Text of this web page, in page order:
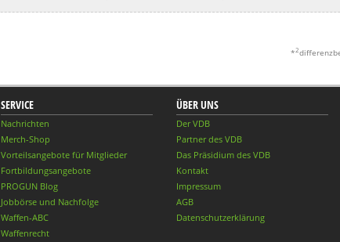
*2
SERVICE
Nachrichten
Merch-Shop
Vorteilsangebote für Mitglieder
Fortbildungsangebote
PROGUN Blog
Jobbörse und Nachfolge
Waffen-ABC
Waffenrecht
ÜBER UNS
Der VDB
Partner des VDB
Das Präsidium des VDB
Kontakt
Impressum
AGB
Datenschutzerklärung